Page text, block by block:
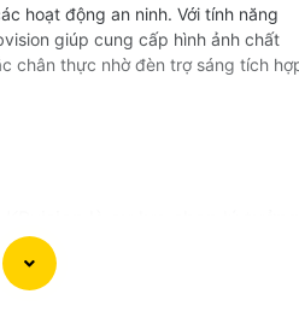
hoạt động an ninh. Với tính năng
giúp cung cấp hình ảnh chất
chân thực nhờ đèn trợ sáng tích
sát ban đêm Với khả năng kết
camera này cung cấp khả